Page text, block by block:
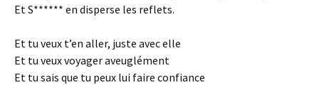
Et S****** en disperse les reflets.
Et tu veux t’en aller, juste avec elle
Et tu veux voyager aveuglément
Et tu sais que tu peux lui faire confiance